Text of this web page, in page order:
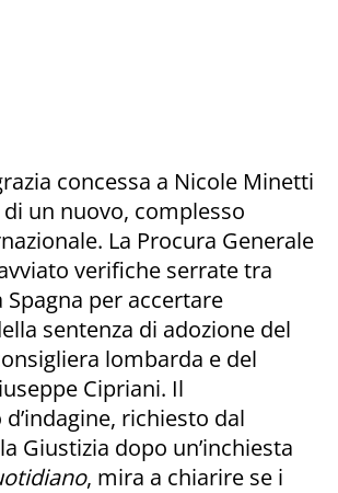
concessa a Nicole Minetti
un nuovo, complesso
La Procura Generale
verifiche serrate tra
Spagna per accertare
sentenza di adozione del
lombarda e del
Cipriani. Il
richiesto dal
Giustizia dopo un’inchiesta
, mira a chiarire se i